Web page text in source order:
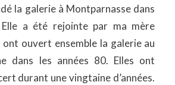
la galerie à Montparnasse dans
Elle a été rejointe par ma mère
ont ouvert ensemble la galerie au
dans les années 80. Elles ont
durant une vingtaine d’années.